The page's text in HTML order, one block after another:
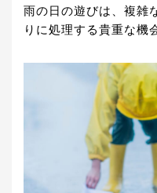
雨の日の遊びは、複雑
りに処理する貴重な機